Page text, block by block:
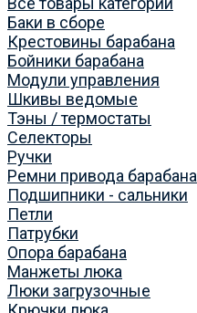
Баки в сборе
Крестовины барабана
Бойники барабана
Модули управления
Шкивы ведомые
Тэны / термостаты
Селекторы
Ручки
Ремни привода барабана
Подшипники - сальники
Петли
Патрубки
Опора барабана
Манжеты люка
Люки загрузочные